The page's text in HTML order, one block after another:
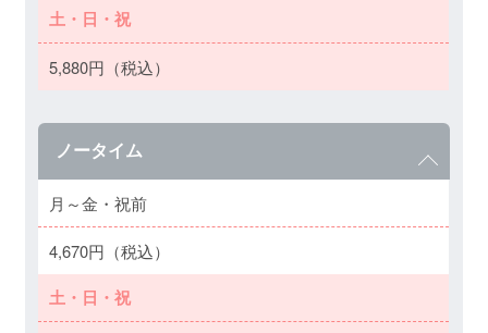
土・日・祝
5,880円（税込）
ノータイム
月～金・祝前
4,670円（税込）
土・日・祝